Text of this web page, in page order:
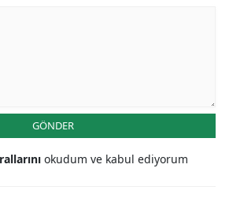
GÖNDER
okudum ve kabul ediyorum